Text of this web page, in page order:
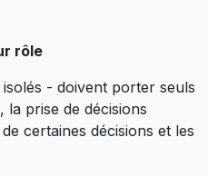
rôle
- doivent porter seuls
la prise de décisions
certaines décisions et les